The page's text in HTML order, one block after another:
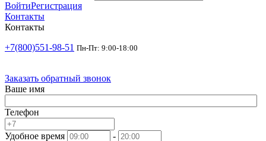
ВойтиРегистрация
Контакты
Контакты
+7(800)551-98-51 Пн-Пт: 9:00-18:00
Заказать обратный звонок
Ваше имя
Телефон
Удобное время -